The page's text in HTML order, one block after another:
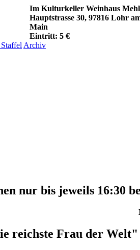
Im Kulturkeller Weinhaus
Hauptstrasse 30, 97816 Lohr
Main
Eintritt: 5 €
Archiv
nur bis jeweils 16:30
reichste Frau der Welt"